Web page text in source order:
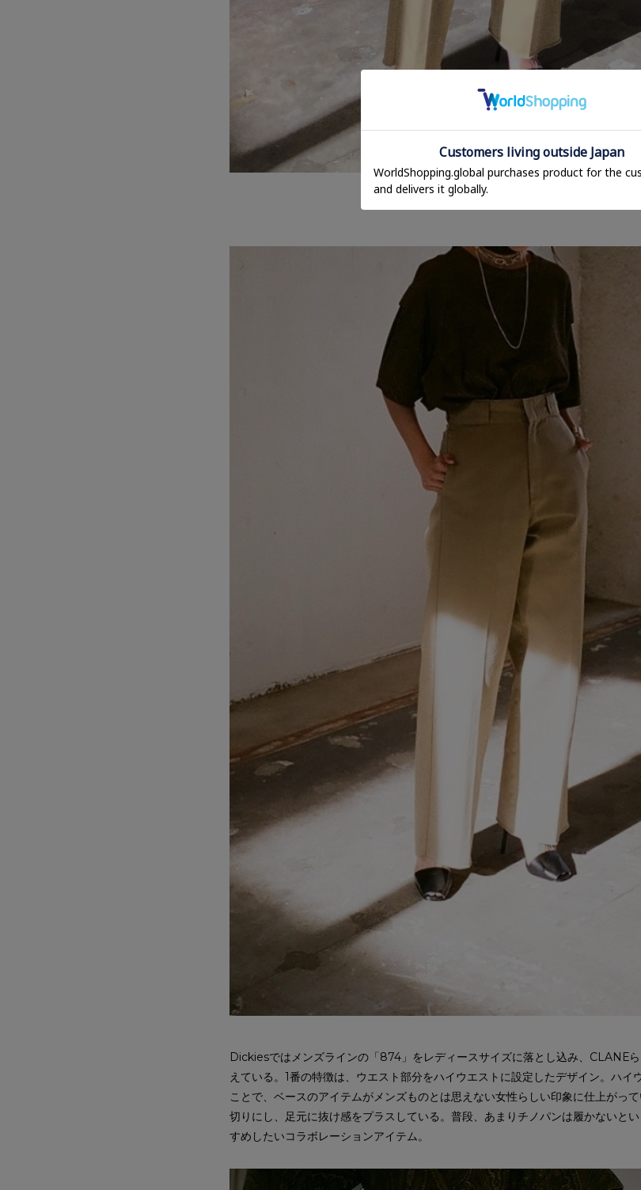
Dickiesではメンズラインの「874」をレディースサイズに落とし込み、CLANE
えている。1番の特徴は、ウエスト部分をハイウエストに設定したデザイン。ハイ
ことで、ベースのアイテムがメンズものとは思えない女性らしい印象に仕上がっ
切りにし、足元に抜け感をプラスしている。普段、あまりチノパンは履かないと
すめしたいコラボレーションアイテム。